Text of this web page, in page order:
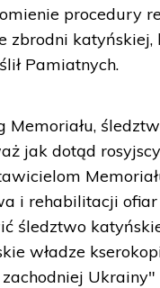
procedury
zbrodni
Pamiatnych.
Memoriału,
jak dotąd
i rehabilitacji
śledztwo
władze